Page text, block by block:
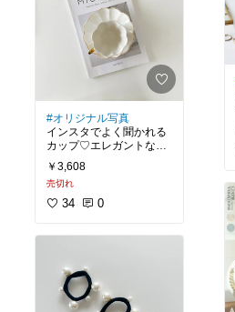
#オリジナル写真
インスタでよく聞かれる
カップ♡エレガントなデ
ザイン。
￥3,608
売切れ
34 0